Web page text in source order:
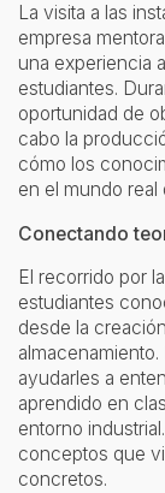
La visita a las
empresa
una experiencia
estudiantes.
oportunidad de
cabo la
cómo los
en el mundo real
Conectando
El recorrido por
estudiantes
desde la
ayudarles a
aprendido en
entorno
conceptos que
concretos.